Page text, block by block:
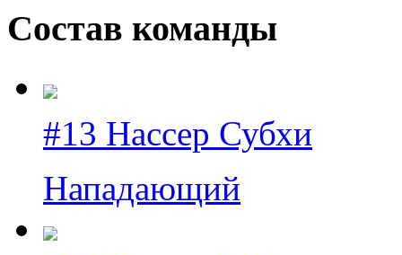
Состав команды
#13 Нассер Субхи
Нападающий